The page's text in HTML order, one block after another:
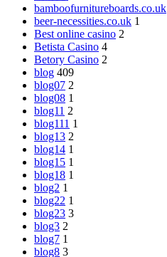
bamboofurnitureboards.co.uk
beer-necessities.co.uk 1
Best online casino 2
Betista Casino 4
Betory Casino 2
blog 409
blog07 2
blog08 1
blog11 2
blog111 1
blog13 2
blog14 1
blog15 1
blog18 1
blog2 1
blog22 1
blog23 3
blog3 2
blog7 1
blog8 3